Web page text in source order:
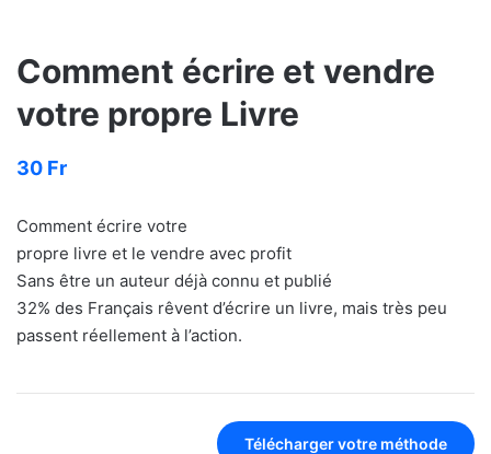
Comment écrire et vendre
votre propre Livre
30 Fr
Comment écrire votre
propre livre et le vendre avec profit
Sans être un auteur déjà connu et publié
32% des Français rêvent d’écrire un livre, mais très peu
passent réellement à l’action.
Télécharger votre méthode